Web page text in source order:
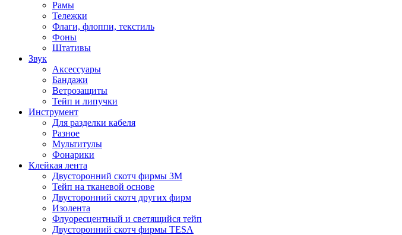
Рамы
Тележки
Флаги, флоппи, текстиль
Фоны
Штативы
Звук
Аксессуары
Бандажи
Ветрозащиты
Тейп и липучки
Инструмент
Для разделки кабеля
Разное
Мультитулы
Фонарики
Клейкая лента
Двусторонний скотч фирмы 3M
Тейп на тканевой основе
Двусторонний скотч других фирм
Изолента
Флуоресцентный и светящийся тейп
Двусторонний скотч фирмы TESA